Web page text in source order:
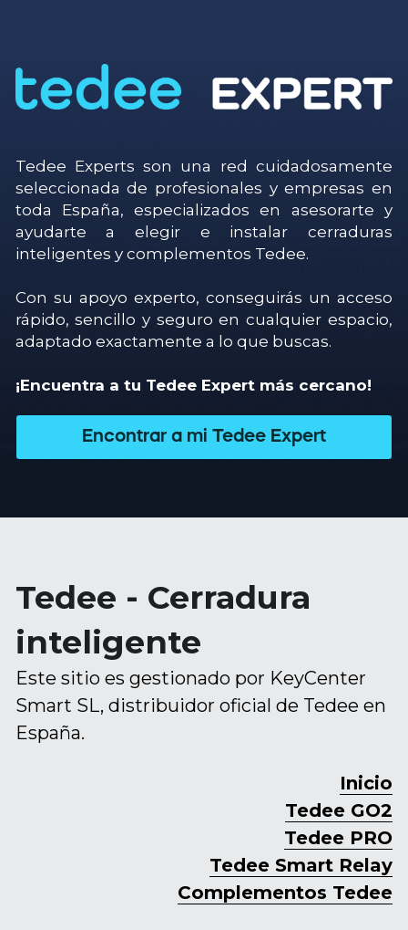
Tedee Experts son una red cuidadosamente
seleccionada de profesionales y empresas en
toda España, especializados en asesorarte y
ayudarte a elegir e instalar cerraduras
inteligentes y complementos Tedee.
Con su apoyo experto, conseguirás un acceso
rápido, sencillo y seguro en cualquier espacio,
adaptado exactamente a lo que buscas.
¡Encuentra a tu Tedee Expert más cercano!
Encontrar a mi Tedee Expert
Tedee - Cerradura
inteligente
Este sitio es gestionado por KeyCenter
Smart SL, distribuidor oficial de Tedee en
España.
Inicio
Tedee GO2
Tedee PRO
Tedee Smart Relay
Complementos Tedee